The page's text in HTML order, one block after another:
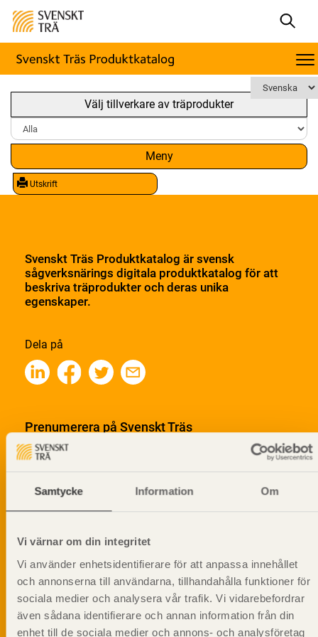
Samtycke Information Om
Vi värnar om din integritet
Vi använder enhetsidentifierare för att anpassa innehållet
och annonserna till användarna, tillhandahålla funktioner för
sociala medier och analysera vår trafik. Vi vidarebefordrar
även sådana identifierare och annan information från din
enhet till de sociala medier och annons- och analysföretag
Välj tillverkare av träprodukter
Meny
Utskrift
Svenskt Träs Produktkatalog är svensk
sågverksnärings digitala produktkatalog för att
beskriva träprodukter och deras unika
egenskaper.
Dela på
Prenumerera på Svenskt Träs
informationsutskick!